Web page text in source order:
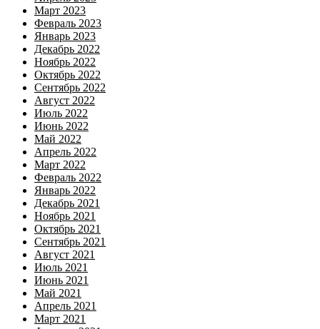
Март 2023
Февраль 2023
Январь 2023
Декабрь 2022
Ноябрь 2022
Октябрь 2022
Сентябрь 2022
Август 2022
Июль 2022
Июнь 2022
Май 2022
Апрель 2022
Март 2022
Февраль 2022
Январь 2022
Декабрь 2021
Ноябрь 2021
Октябрь 2021
Сентябрь 2021
Август 2021
Июль 2021
Июнь 2021
Май 2021
Апрель 2021
Март 2021